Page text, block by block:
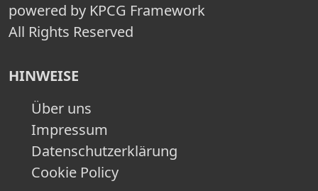
powered by KPCG Framework
All Rights Reserved
HINWEISE
Über uns
Impressum
Datenschutzerklärung
Cookie Policy